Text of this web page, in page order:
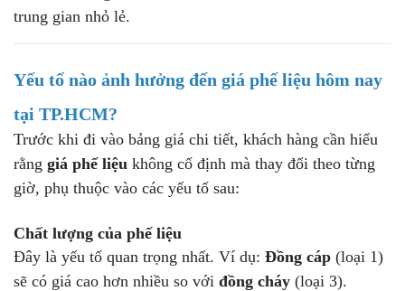
trung gian nhỏ lẻ.
Yếu tố nào ảnh hưởng đến giá phế liệu hôm nay
tại TP.HCM?
Trước khi đi vào bảng giá chi tiết, khách hàng cần hiểu
rằng giá phế liệu không cố định mà thay đổi theo từng
giờ, phụ thuộc vào các yếu tố sau:
Chất lượng của phế liệu
Đây là yếu tố quan trọng nhất. Ví dụ: Đồng cáp (loại 1)
sẽ có giá cao hơn nhiều so với đồng cháy (loại 3).